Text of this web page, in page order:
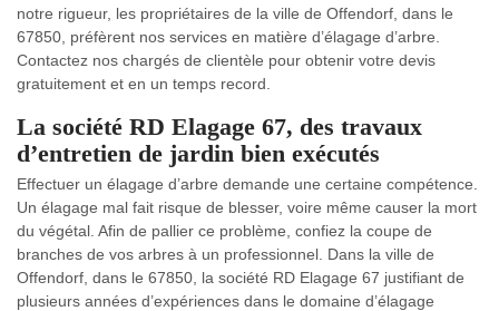
notre rigueur, les propriétaires de la ville de Offendorf, dans le
67850, préfèrent nos services en matière d’élagage d’arbre.
Contactez nos chargés de clientèle pour obtenir votre devis
gratuitement et en un temps record.
La société RD Elagage 67, des travaux
d’entretien de jardin bien exécutés
Effectuer un élagage d’arbre demande une certaine compétence.
Un élagage mal fait risque de blesser, voire même causer la mort
du végétal. Afin de pallier ce problème, confiez la coupe de
branches de vos arbres à un professionnel. Dans la ville de
Offendorf, dans le 67850, la société RD Elagage 67 justifiant de
plusieurs années d’expériences dans le domaine d’élagage